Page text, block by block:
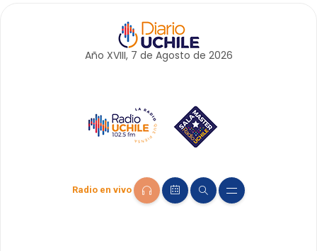
Año XVIII, 7 de Agosto de 2026
Radio en vivo